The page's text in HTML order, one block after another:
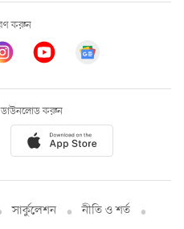
করুন
ডাউনলোড করুন
সার্কুলেশন
নীতি ও শর্ত